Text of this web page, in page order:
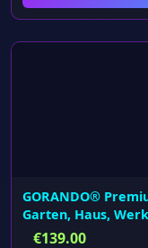
GORANDO®
Garten, Haus,
€139.00